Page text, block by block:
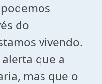
do
vivendo.
que a
mas que o